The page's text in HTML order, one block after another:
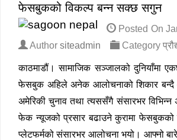
फेसबुकको विकल्प बन्न सक्छ सगुन
Posted On
Author siteadmin Category
काठमाडौं। सामाजिक सञ्जालको दुनियाँमा
फेसबुक अहिले अनेक आलोचनाको शिकार बन्दै
अमेरिकी चुनाव तथा त्यससँगै संसारभर
फेक न्यूजको प्रसार बढाउने कुरामा फेसबुकको
प्लेटफर्मको संसारभर आलोचना भयो। आफ्नो